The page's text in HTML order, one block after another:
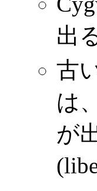
出
古
は
が